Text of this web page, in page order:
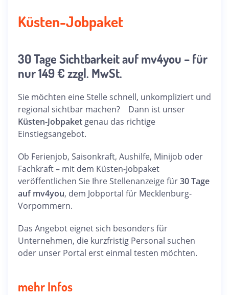
Küsten-Jobpaket
30 Tage Sichtbarkeit auf mv4you – für
nur 149 € zzgl. MwSt.
Sie möchten eine Stelle schnell, unkompliziert und
regional sichtbar machen? Dann ist unser
Küsten-Jobpaket genau das richtige
Einstiegsangebot.
Ob Ferienjob, Saisonkraft, Aushilfe, Minijob oder
Fachkraft – mit dem Küsten-Jobpaket
veröffentlichen Sie Ihre Stellenanzeige für30 Tage
auf mv4you, dem Jobportal für Mecklenburg-
Vorpommern.
Das Angebot eignet sich besonders für
Unternehmen, die kurzfristig Personal suchen
oder unser Portal erst einmal testen möchten.
mehr Infos